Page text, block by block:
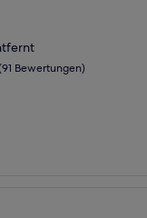
Bewertungen)